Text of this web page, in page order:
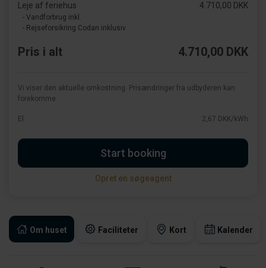
Om huset Faciliteter Kort Kalender
Leje af feriehus
- Vandforbrug inkl.
- Rejseforsikring Codan inklusiv
4.710,00 DKK
Pris i alt 4.710,00 DKK
Vi viser den aktuelle omkostning. Prisændringer fra udbyderen kan
forekomme.
El 2,67 DKK/kWh
Start booking
Opret en søgeagent